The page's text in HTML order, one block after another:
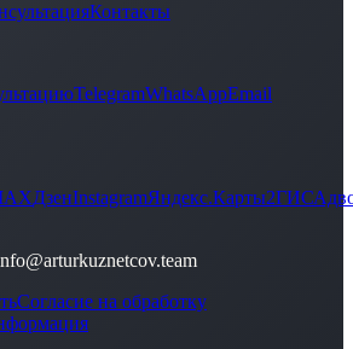
Контакты
TelegramWhatsAppEmail
ДзенInstagramЯндекс.Карты2ГИС
Согласие на обработку